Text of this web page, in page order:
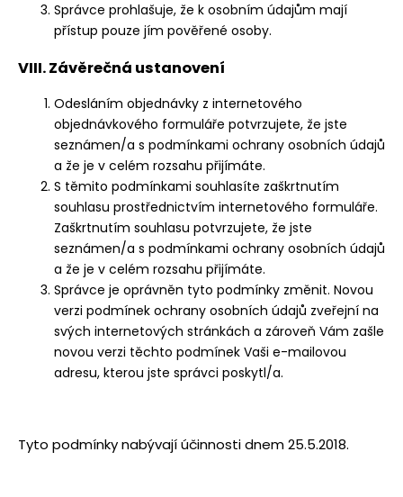
Správce prohlašuje, že k osobním údajům mají
přístup pouze jím pověřené osoby.
VIII. Závěrečná ustanovení
Odesláním objednávky z internetového
objednávkového formuláře potvrzujete, že jste
seznámen/a s podmínkami ochrany osobních údajů
a že je v celém rozsahu přijímáte.
S těmito podmínkami souhlasíte zaškrtnutím
souhlasu prostřednictvím internetového formuláře.
Zaškrtnutím souhlasu potvrzujete, že jste
seznámen/a s podmínkami ochrany osobních údajů
a že je v celém rozsahu přijímáte.
Správce je oprávněn tyto podmínky změnit. Novou
verzi podmínek ochrany osobních údajů zveřejní na
svých internetových stránkách a zároveň Vám zašle
novou verzi těchto podmínek Vaši e-mailovou
adresu, kterou jste správci poskytl/a.
Tyto podmínky nabývají účinnosti dnem 25.5.2018.